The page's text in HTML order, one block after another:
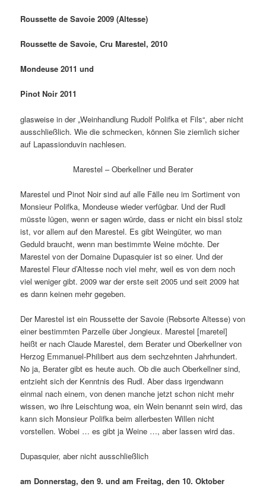
Roussette de Savoie 2009 (Altesse)
Roussette de Savoie, Cru Marestel, 2010
Mondeuse 2011 und
Pinot Noir 2011
glasweise in der „Weinhandlung Rudolf Polifka et Fils“, aber nicht
ausschließlich. Wie die schmecken, können Sie ziemlich sicher
auf Lapassionduvin nachlesen.
Marestel – Oberkellner und Berater
Marestel und Pinot Noir sind auf alle Fälle neu im Sortiment von
Monsieur Polifka, Mondeuse wieder verfügbar. Und der Rudl
müsste lügen, wenn er sagen würde, dass er nicht ein bissl stolz
ist, vor allem auf den Marestel. Es gibt Weingüter, wo man
Geduld braucht, wenn man bestimmte Weine möchte. Der
Marestel von der Domaine Dupasquier ist so einer. Und der
Marestel Fleur d’Altesse noch viel mehr, weil es von dem noch
viel weniger gibt. 2009 war der erste seit 2005 und seit 2009 hat
es dann keinen mehr gegeben.
Der Marestel ist ein Roussette der Savoie (Rebsorte Altesse) von
einer bestimmten Parzelle über Jongieux. Marestel [maretel]
heißt er nach Claude Marestel, dem Berater und Oberkellner von
Herzog Emmanuel-Philibert aus dem sechzehnten Jahrhundert.
No ja, Berater gibt es heute auch. Ob die auch Oberkellner sind,
entzieht sich der Kenntnis des Rudl. Aber dass irgendwann
einmal nach einem, von denen manche jetzt schon nicht mehr
wissen, wo ihre Leischtung woa, ein Wein benannt sein wird, das
kann sich Monsieur Polifka beim allerbesten Willen nicht
vorstellen. Wobei … es gibt ja Weine …, aber lassen wird das.
Dupasquier, aber nicht ausschließlich
am Donnerstag, den 9. und am Freitag, den 10. Oktober